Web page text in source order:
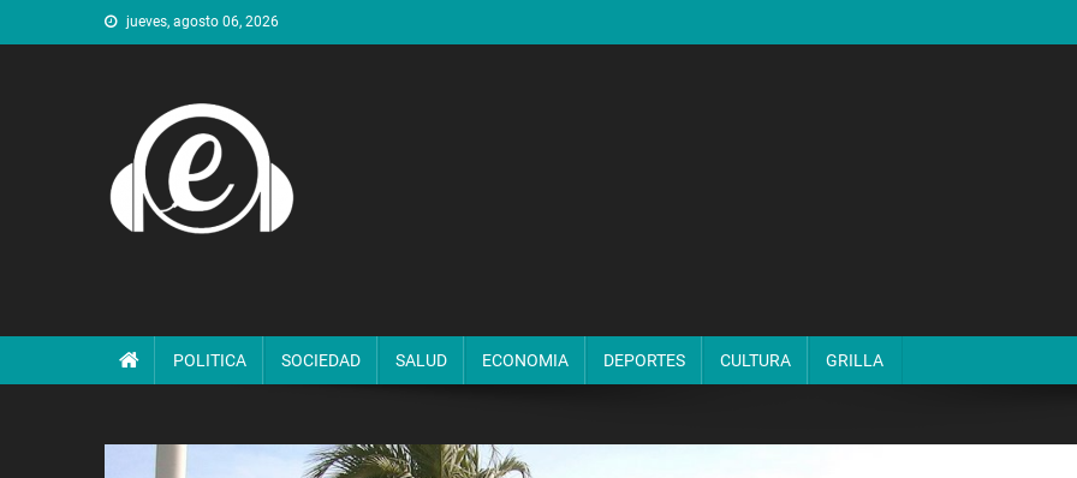
al
jueves, agosto 06, 2026
POLITICA SOCIEDAD SALUD ECONOMIA DEPORTES CULTURA GRILLA